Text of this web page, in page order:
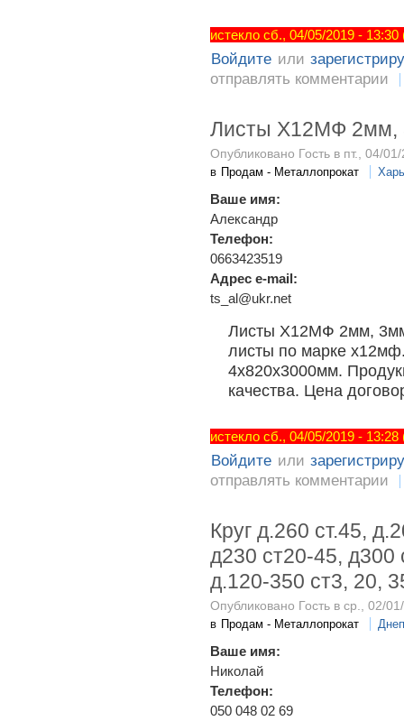
истекло сб., 04/05/2019 -
Войдите или
отправлять комментарии
Листы Х12МФ 2мм,
Опубликовано Гость в пт., 04/
в Продам - Металлопрокат
Ваше имя:
Александр
Телефон:
0663423519
Адрес e-mail:
ts_al@ukr.net
Листы Х12МФ 2мм,
листы по марке
4х820х3000мм.
качества. Цена
истекло сб., 04/05/2019 -
Войдите или
отправлять комментарии
Круг д.260 ст.45,
д230 ст20-45, д300
д.120-350 ст3, 20,
Опубликовано Гость в ср., 02/
в Продам - Металлопрокат
Ваше имя:
Николай
Телефон:
050 048 02 69